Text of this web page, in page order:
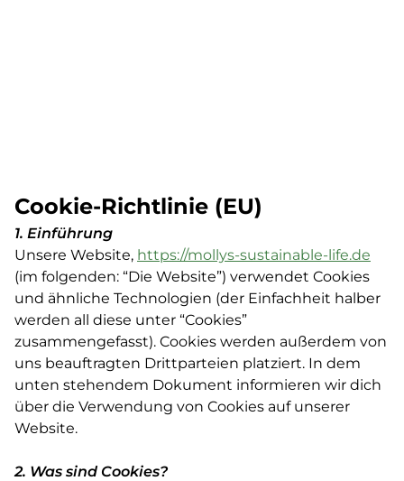
Cookie-Richtlinie (EU)
1. Einführung
Unsere Website, https://mollys-sustainable-life.de
(im folgenden: “Die Website”) verwendet Cookies
und ähnliche Technologien (der Einfachheit halber
werden all diese unter “Cookies”
zusammengefasst). Cookies werden außerdem von
uns beauftragten Drittparteien platziert. In dem
unten stehendem Dokument informieren wir dich
über die Verwendung von Cookies auf unserer
Website.
2. Was sind Cookies?